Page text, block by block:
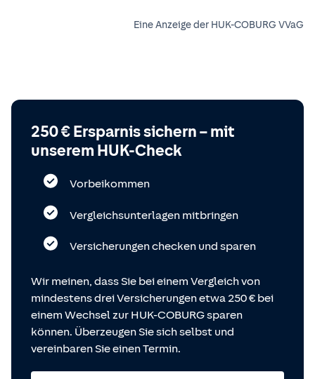
Eine Anzeige der HUK-COBURG VVaG
250 € Ersparnis sichern – mit
unserem HUK-Check
Vorbeikommen
Vergleichsunterlagen mitbringen
Versicherungen checken und sparen
Wir meinen, dass Sie bei einem Vergleich von
mindestens drei Versicherungen etwa 250 € bei
einem Wechsel zur HUK-COBURG sparen
können. Überzeugen Sie sich selbst und
vereinbaren Sie einen Termin.